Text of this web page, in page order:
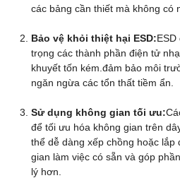
các bảng cần thiết mà không có
Bảo vệ khỏi thiệt hại ESD:ESD
trọng các thành phần điện tử
khuyết tốn kém.đảm bảo môi
ngăn ngừa các tổn thất tiềm ẩn.
Sử dụng không gian tối ưu:
để tối ưu hóa không gian trên
thể dễ dàng xếp chồng hoặc lắp
gian làm việc có sẵn và góp
lý hơn.